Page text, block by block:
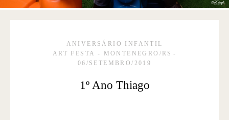
ANIVERSÁRIO INFANTIL
ART FESTA - MONTENEGRO/RS
06/SETEMBRO/2019
1º Ano Thiago